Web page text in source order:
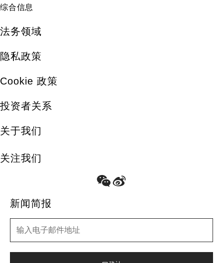
新闻简报
综合信息
法务领域
隐私政策
Cookie 政策
投资者关系
关于我们
关注我们